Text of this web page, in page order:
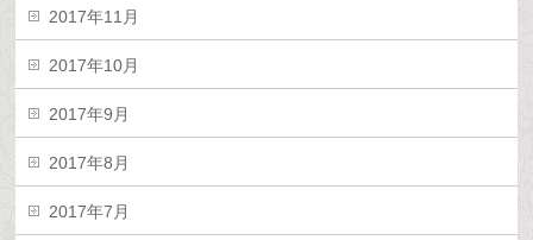
2017年11月
2017年10月
2017年9月
2017年8月
2017年7月